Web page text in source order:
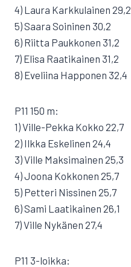
4) Laura Karkkulainen 29,2
5) Saara Soininen 30,2
6) Riitta Paukkonen 31,2
7) Elisa Raatikainen 31,2
8) Eveliina Happonen 32,4
P11 150 m:
1) Ville-Pekka Kokko 22,7
2) Ilkka Eskelinen 24,4
3) Ville Maksimainen 25,3
4) Joona Kokkonen 25,7
5) Petteri Nissinen 25,7
6) Sami Laatikainen 26,1
7) Ville Nykänen 27,4
P11 3-loikka: